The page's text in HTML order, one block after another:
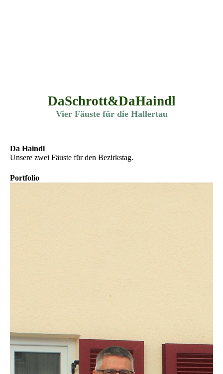
DaSchrott&DaHaindl
Vier Fäuste für die Hallertau
Da Haindl
Unsere zwei Fäuste für den Bezirkstag.
Portfolio